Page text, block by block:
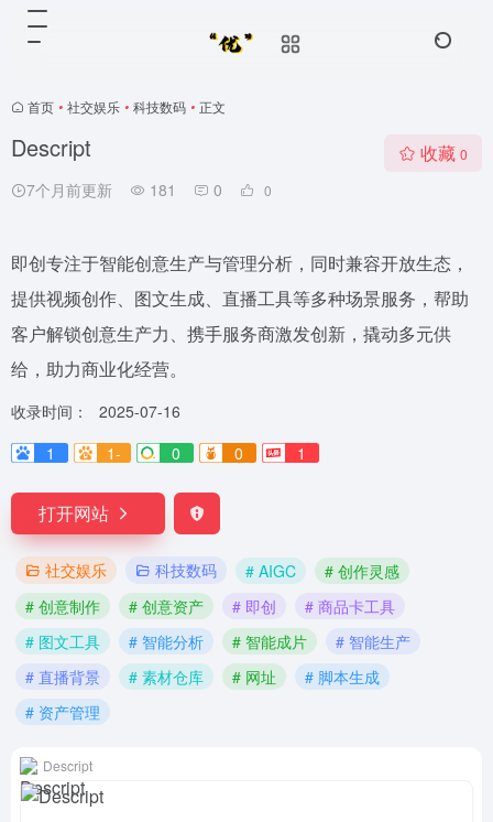
首页 • 社交娱乐 • 科技数码 • 正文
Descript
7个月前更新 181 0 0
收藏 0
即创专注于智能创意生产与管理分析，同时兼容开放生态，
提供视频创作、图文生成、直播工具等多种场景服务，帮助
客户解锁创意生产力、携手服务商激发创新，撬动多元供
给，助力商业化经营。
收录时间：
2025-07-16
1
1- 0 0 1
打开网站
社交娱乐 科技数码 # AIGC
# 创作灵感
# 创意制作
# 创意资产 # 即创
# 商品卡工具
# 图文工具
# 智能分析 # 智能成片
# 智能生产
# 直播背景
# 素材仓库 # 网址
# 脚本生成
# 资产管理
Descript